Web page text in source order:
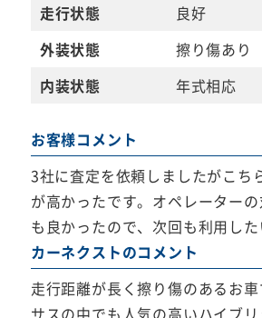
走行状態
良好
外装状態
擦り傷あり
内装状態
年式相応
お客様コメント
3社に査定を依頼しましたがこち
が高かったです。オペレーター
も良かったので、次回も利用した
カーネクストのコメント
走行距離が長く擦り傷のあるお
サスの中でも人気の高いハイブ